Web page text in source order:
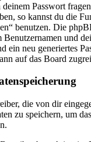
Passwort
so kannst du die
benutzen. Die
Benutzernamen und
ein neu generiertes
auf das Board
die von dir
zu speichern, um